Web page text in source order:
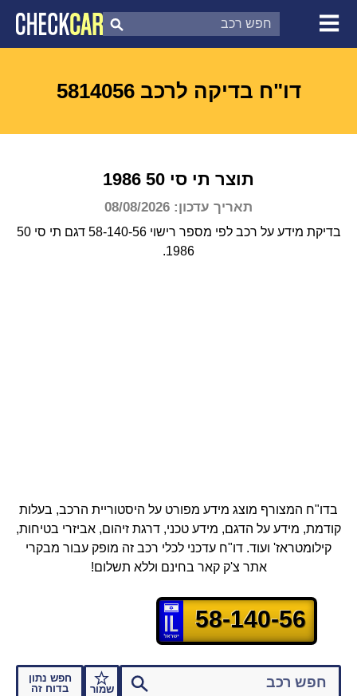
צ'ק קאר
דוח בדיקת רכב
דו"ח בדיקה לרכב 5814056
תוצר תי סי 50 1986
תאריך עדכון: 08/08/2026
בדיקת מידע על רכב לפי מספר רישוי 58-140-56 דגם תי סי 50
1986.
בדו"ח המצורף מוצג מידע מפורט על היסטוריית הרכב, בעלות
קודמת, מידע על הדגם, מידע טכני, דרגת זיהום, אביזרי בטיחות,
קילומטראז' ועוד. דו"ח עדכני לכלי רכב זה מופק עבור מבקרי
אתר צ'ק קאר בחינם וללא תשלום!
שמור
חפש נתון
בדוח זה
58-140-56